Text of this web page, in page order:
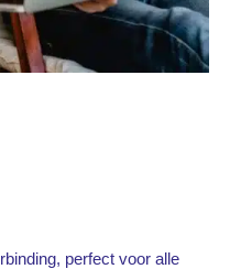
perfect voor alle